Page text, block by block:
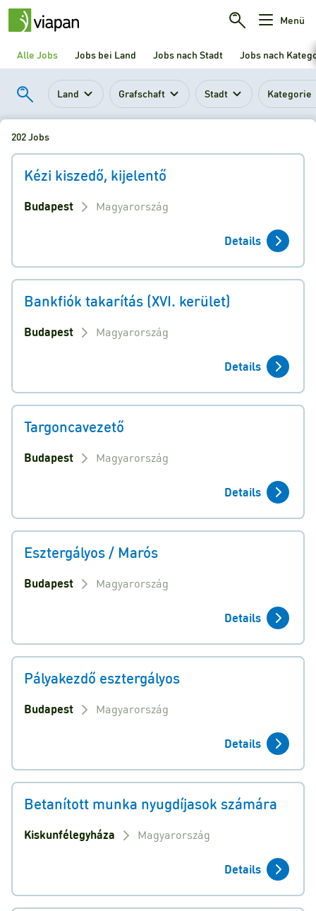
Menü
Alle Jobs Jobs bei Land Jobs nach Stadt Jobs nach
Land Grafschaft Stadt Kategorie
202 Jobs
Kézi kiszedő, kijelentő
Budapest Magyarország
Details
Bankfiók takarítás (XVI. kerület)
Budapest Magyarország
Details
Targoncavezető
Budapest Magyarország
Details
Esztergályos / Marós
Budapest Magyarország
Details
Pályakezdő esztergályos
Budapest Magyarország
Details
Betanított munka nyugdíjasok számára
Kiskunfélegyháza Magyarország
Details